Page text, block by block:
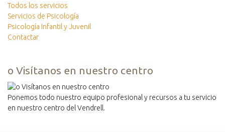
Todos los servicios
Servicios de Psicología
Psicología Infantil y Juvenil
Contactar
o Visítanos en nuestro centro
Ponemos todo nuestro equipo profesional y recursos a tu servicio
en nuestro centro del Vendrell.